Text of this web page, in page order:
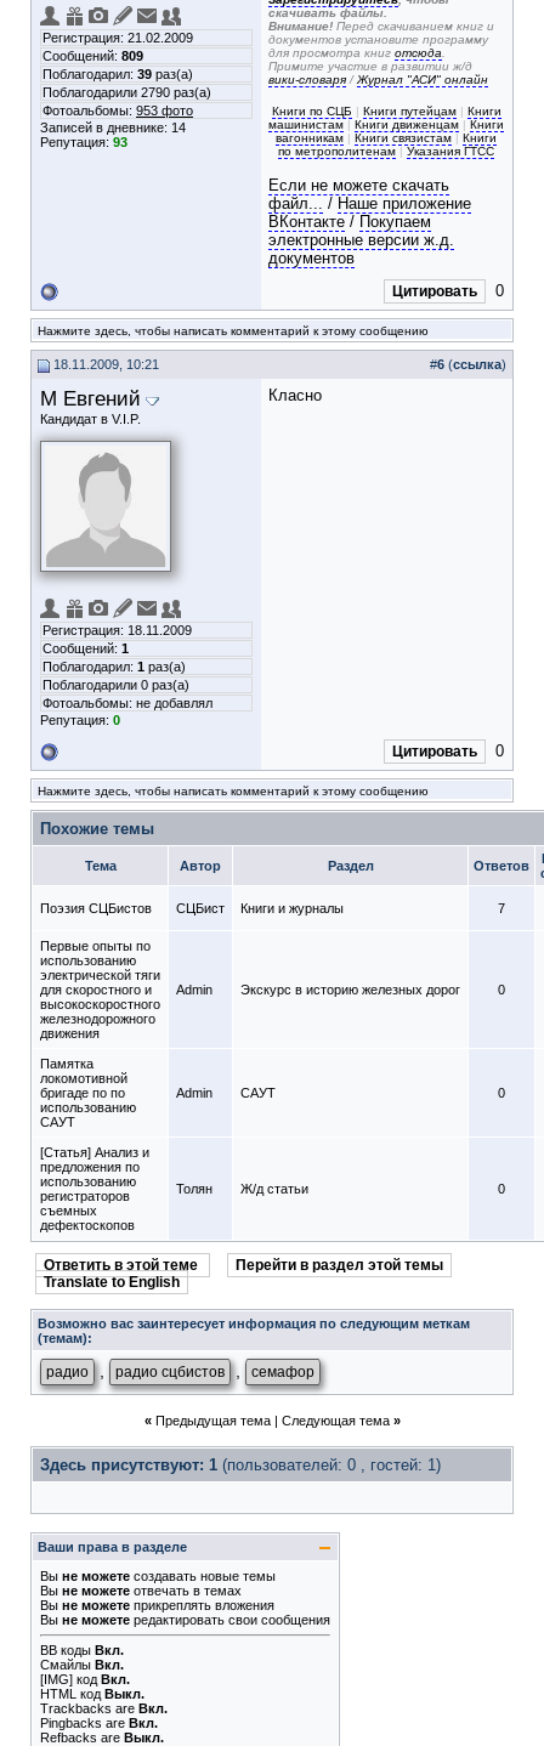
Регистрация: 21.02.2009
Сообщений: 809
Поблагодарил: 39 раз(а)
Поблагодарили 2790 раз(а)
Фотоальбомы: 953 фото
Записей в дневнике: 14
Репутация: 93
скачивать файлы.
Внимание! Перед скачиванием книг и
документов установите программу
для просмотра книг отсюда
Примите участие в развитии ж/д
вики-словаря /Журнал "АСИ" онлайн
Книги по СЦБ | Книги путейцам| Книги
машинистам | Книги движенцам | Книги
вагонникам | Книги связистам | Книги
по метрополитенам | Указания ГТСС
Если не можете скачать
файл... / Наше приложение
ВКонтакте / Покупаем
электронные версии ж.д.
документов
Цитировать 0
Нажмите здесь, чтобы написать комментарий к этому сообщению
18.11.2009, 10:21 #6 (ссылка)
М Евгений
Кандидат в V.I.P.
Регистрация: 18.11.2009
Сообщений: 1
Поблагодарил: 1 раз(а)
Поблагодарили 0 раз(а)
Фотоальбомы: не добавлял
Репутация: 0
Класно
Цитировать 0
Нажмите здесь, чтобы написать комментарий к этому сообщению
Похожие темы
Тема Автор Раздел Ответов
Поэзия СЦБистов СЦБист Книги и журналы 7
Первые опыты по
использованию
электрической тяги
для скоростного и
высокоскоростного
железнодорожного
движения
Admin Экскурс в историю железных дорог 0
Памятка
локомотивной
бригаде по по
использованию
САУТ
Admin САУТ 0
[Статья] Анализ и
предложения по
использованию
регистраторов
съемных
дефектоскопов
Толян Ж/д статьи 0
Ответить в этой теме
Перейти в раздел этой темы
Translate to English
Возможно вас заинтересует информация по следующим меткам
(темам):
радио радио сцбистов семафор
« Предыдущая тема| Следующая тема »
Здесь присутствуют: 1 (пользователей: 0 , гостей: 1)
Ваши права в разделе
Вы не можете создавать новые темы
Вы не можете отвечать в темах
Вы не можете прикреплять вложения
Вы не можете редактировать свои сообщения
BB коды Вкл.
Смайлы Вкл.
[IMG] код Вкл.
HTML код Выкл.
Trackbacks are Вкл.
Pingbacks are Вкл.
Refbacks are Выкл.